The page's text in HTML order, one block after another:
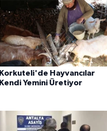
Korkuteli'de Hayvancılar
Kendi Yemini Üretiyor